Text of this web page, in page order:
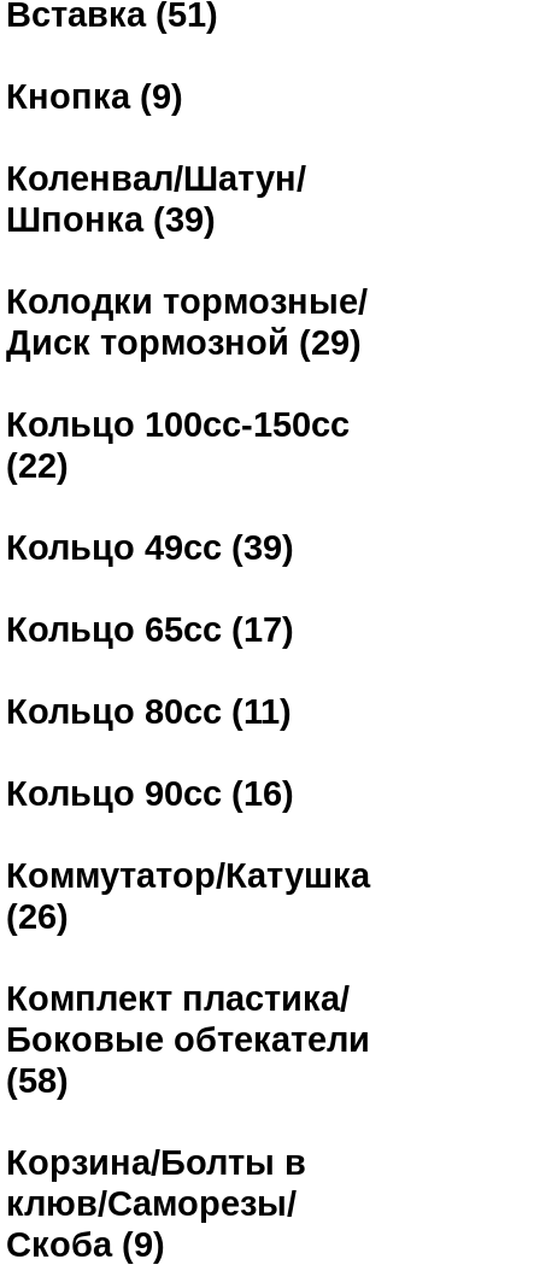
Вставка (51)
Кнопка (9)
Коленвал/Шатун/
Шпонка (39)
Колодки тормозные/
Диск тормозной (29)
Кольцо 100сс-150сс
(22)
Кольцо 49сс (39)
Кольцо 65сс (17)
Кольцо 80сс (11)
Кольцо 90сс (16)
Коммутатор/Катушка
(26)
Комплект пластика/
Боковые обтекатели
(58)
Корзина/Болты в
клюв/Саморезы/
Скоба (9)